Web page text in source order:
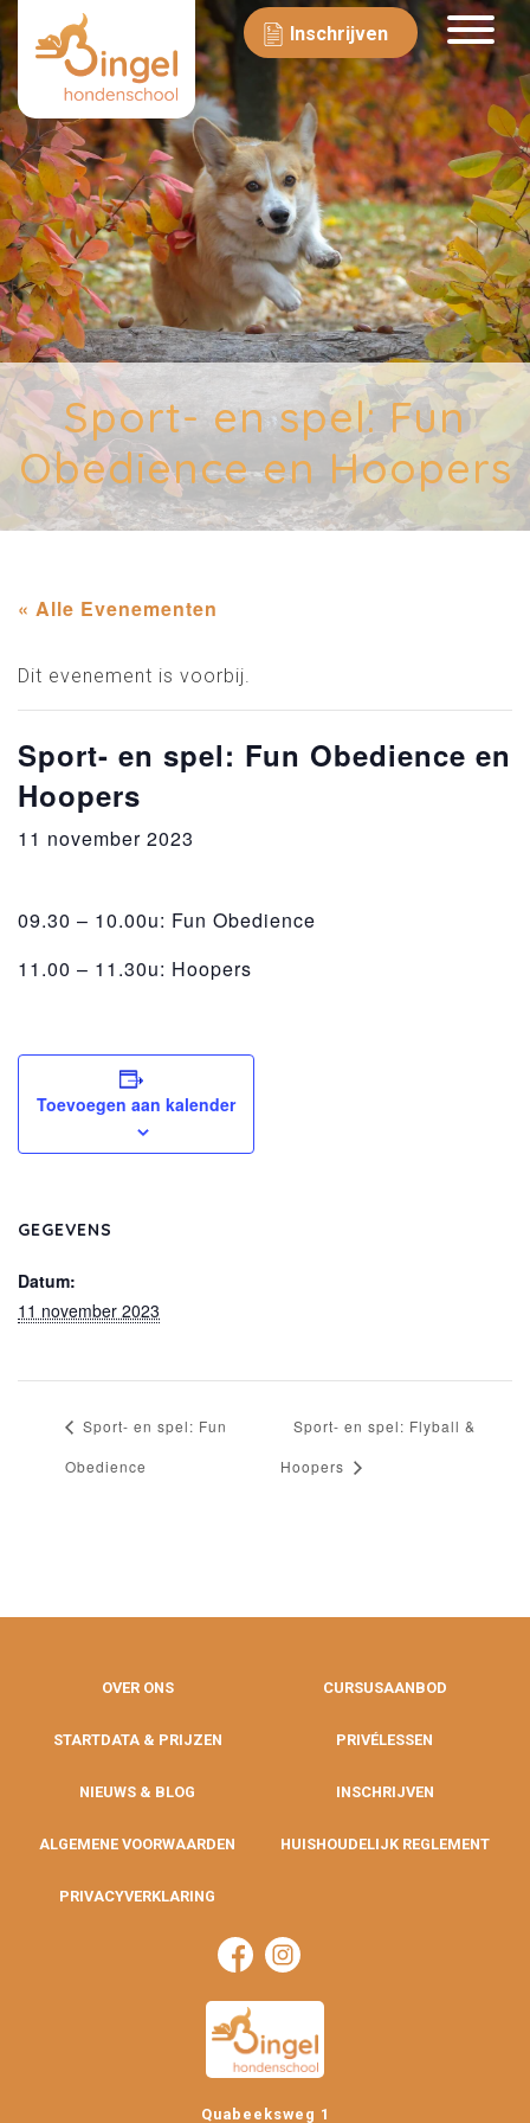
Inschrijven
Sport- en spel: Fun
Obedience en Hoopers
« Alle Evenementen
Dit evenement is voorbij.
Sport- en spel: Fun Obedience en
Hoopers
11 november 2023
09.30 – 10.00u: Fun Obedience
11.00 – 11.30u: Hoopers
Toevoegen aan kalender
GEGEVENS
Datum:
11 november 2023
Sport- en spel: Fun
Obedience
Sport- en spel: Flyball &
Hoopers
OVER ONS CURSUSAANBOD
STARTDATA & PRIJZEN PRIVÉLESSEN
NIEUWS & BLOG INSCHRIJVEN
ALGEMENE VOORWAARDEN HUISHOUDELIJK REGLEMENT
PRIVACYVERKLARING
Quabeeksweg 1